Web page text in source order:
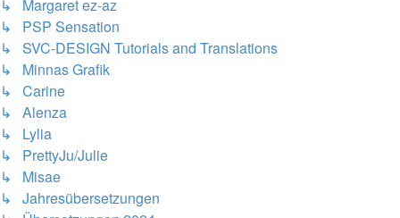
↳ Margaret ez-az
↳ PSP Sensation
↳ SVC-DESIGN Tutorials and Translations
↳ Minnas Grafik
↳ Carine
↳ Alenza
↳ Lylia
↳ PrettyJu/Julie
↳ Misae
↳ Jahresübersetzungen